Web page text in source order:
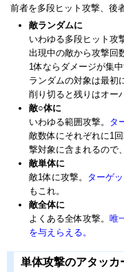
前者を多段ヒット攻撃、後
敵ランダムに
いわゆる多段ヒット攻
出現中の敵から攻撃回
1体ならダメージが集
ランダムの対象は最初
削り切ると残りはオー
敵○体に
いわゆる範囲攻撃。 タ
敵数体にそれぞれに1
撃対象に含まれるので
敵単体に
敵1体に攻撃。 ターゲッ
もこれ。
敵全体に
よくある全体攻撃。 唯
を与えらえる。
単体攻撃のアタッカ